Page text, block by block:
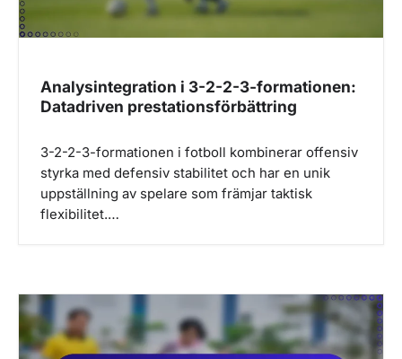
o
n
Analysintegration i 3-2-2-3-formationen:
Datadriven prestationsförbättring
3-2-2-3-formationen i fotboll kombinerar offensiv
styrka med defensiv stabilitet och har en unik
uppställning av spelare som främjar taktisk
flexibilitet.…